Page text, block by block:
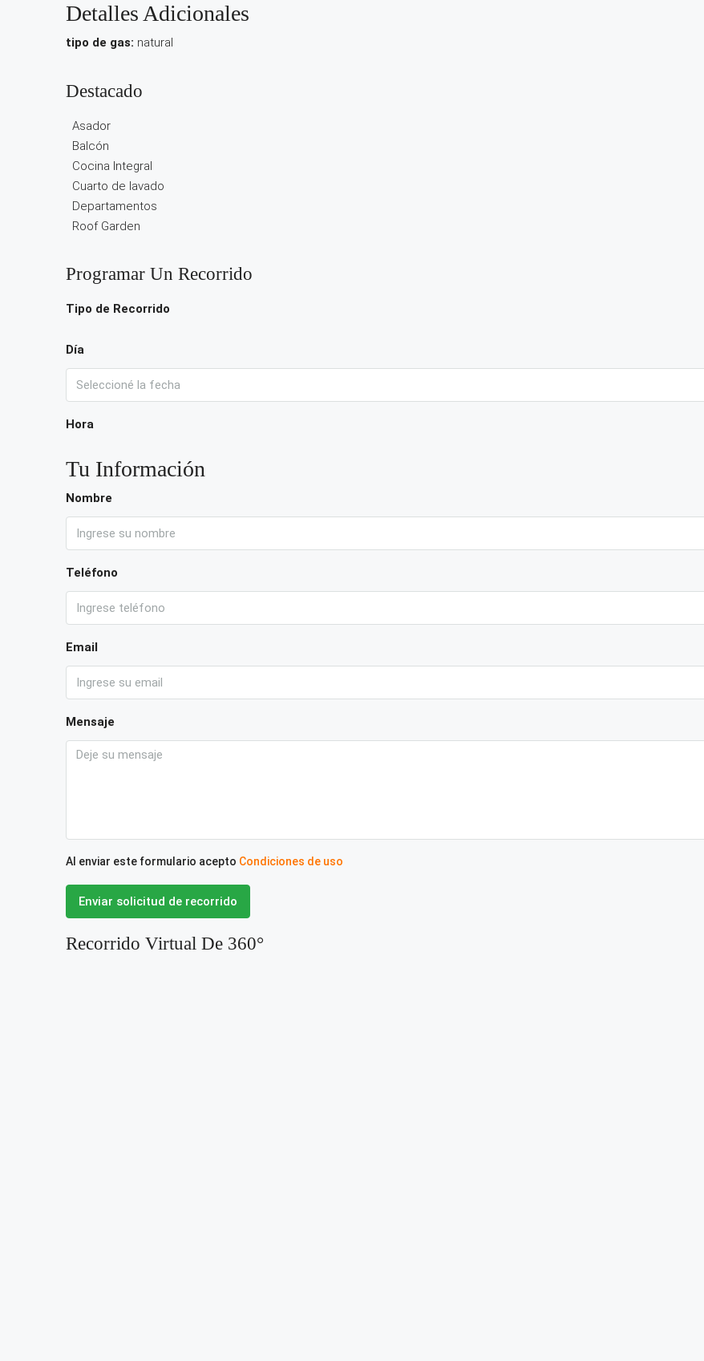
Detalles Adicionales
tipo de gas: natural
Destacado
Asador
Balcón
Cocina Integral
Cuarto de lavado
Departamentos
Roof Garden
Programar Un Recorrido
Tipo de Recorrido
Día
Hora
Tu Información
Nombre
Teléfono
Email
Mensaje
Al enviar este formulario acepto Condiciones de uso
Enviar solicitud de recorrido
Recorrido Virtual De 360°